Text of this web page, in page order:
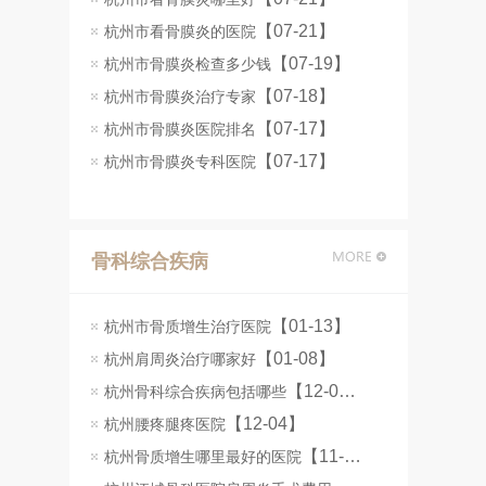
杭州市看骨膜炎的医院 【07-21】
杭州市骨膜炎检查多少钱 【07-19】
杭州市骨膜炎治疗专家 【07-18】
杭州市骨膜炎医院排名 【07-17】
杭州市骨膜炎专科医院 【07-17】
骨科综合疾病
杭州市骨质增生治疗医院 【01-13】
杭州肩周炎治疗哪家好 【01-08】
杭州骨科综合疾病包括哪些 【12-06】
杭州腰疼腿疼医院 【12-04】
杭州骨质增生哪里最好的医院 【11-26】